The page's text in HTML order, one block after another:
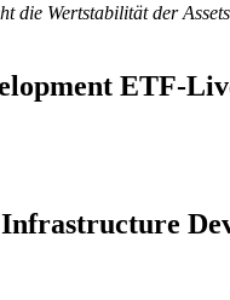
die Wertstabilität der
ETF-